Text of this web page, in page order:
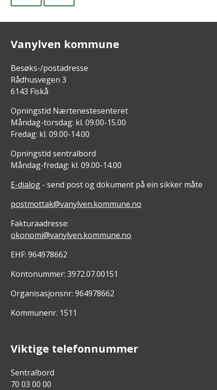
Vanylven kommune
Besøks-/postadresse
Rådhusvegen 3
6143 Fiskå
Opningstid Nærtenestesenteret
Måndag-torsdag: kl. 09.00-15.00
Fredag: kl. 09.00-14.00
Opningstid sentralbord
Måndag-fredag: kl. 09.00-14.00
E-dialog - send post og dokument på ein sikker måte
postmottak@vanylven.kommune.no
Fakturaadresse:
okonomi@vanylven.kommune.no
EHF: 964978662
Kontonummer: 3972.07.00151
Organisasjonsnr: 964978662
Kommunenr. 1511
Viktige telefonnummer
Sentralbord
70 03 00 00